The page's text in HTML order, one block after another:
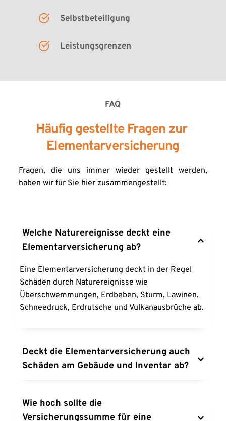
Selbstbeteiligung
Leistungsgrenzen
FAQ
Häufig gestellte Fragen zur
Elementarversicherung
Fragen, die uns immer wieder gestellt werden,
haben wir für Sie hier zusammengestellt:
Welche Naturereignisse deckt eine
Elementarversicherung ab?
Eine Elementarversicherung deckt in der Regel
Schäden durch Naturereignisse wie
Überschwemmungen, Erdbeben, Sturm, Lawinen,
Schneedruck, Erdrutsche und Vulkanausbrüche ab.
Deckt die Elementarversicherung auch
Schäden am Gebäude und Inventar ab?
sowohl für Gebäudeschäden als auch für Schäden
am Inventar, die durch die versicherten
Wie hoch sollte die
Versicherungssumme für eine